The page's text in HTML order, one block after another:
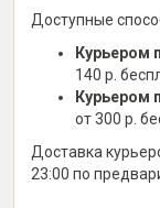
Доступные
Курьером
140 р.
Курьером
от 300 р.
Доставка
23:00 по